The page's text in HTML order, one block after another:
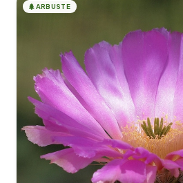
🌲ARBUSTE